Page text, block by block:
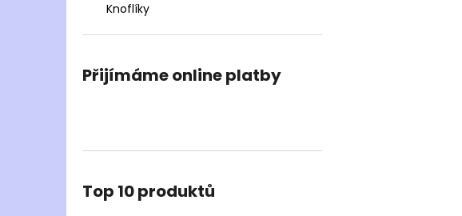
Knoflíky
Přijímáme online platby
Top 10 produktů